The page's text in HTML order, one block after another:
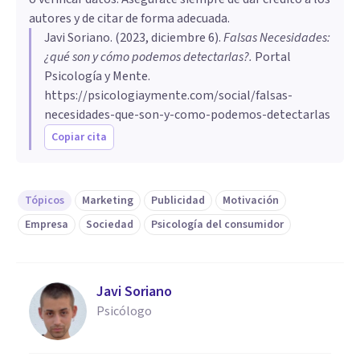
autores y de citar de forma adecuada.
Javi Soriano. (2023, diciembre 6).Falsas Necesidades:
¿qué son y cómo podemos detectarlas?. Portal
Psicología y Mente.
https://psicologiaymente.com/social/falsas-
necesidades-que-son-y-como-podemos-detectarlas
Copiar cita
Tópicos Marketing Publicidad
Motivación
Empresa
Sociedad Psicología del consumidor
Javi Soriano
Psicólogo